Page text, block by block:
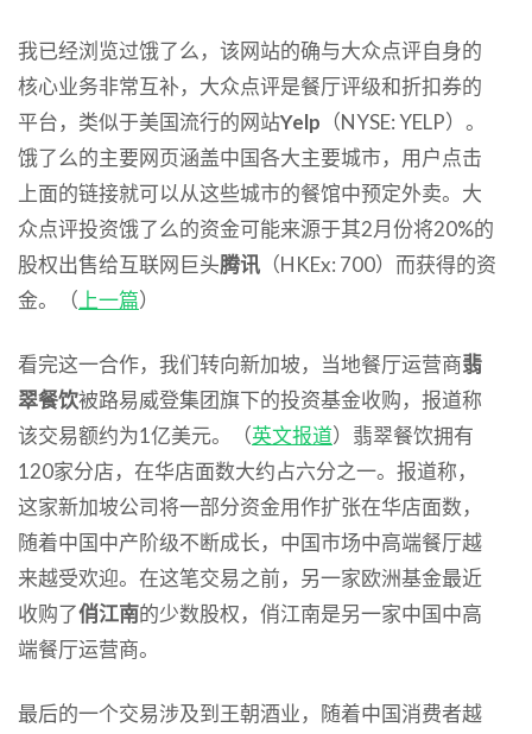
我已经浏览过饿了么，该网站的确与大众点评自身的
核心业务非常互补，大众点评是餐厅评级和折扣券的
平台，类似于美国流行的网站Yelp （NYSE: YELP）。
饿了么的主要网页涵盖中国各大主要城市，用户点击
上面的链接就可以从这些城市的餐馆中预定外卖。大
众点评投资饿了么的资金可能来源于其2月份将20%的
股权出售给互联网巨头腾讯 （HKEx: 700）而获得的资
金。（ 上一篇）
看完这一合作，我们转向新加坡，当地餐厅运营商翡
翠餐饮被路易威登集团旗下的投资基金收购，报道称
该交易额约为1亿美元。（英文报道）翡翠餐饮拥有
120家分店，在华店面数大约占六分之一。报道称，
这家新加坡公司将一部分资金用作扩张在华店面数，
随着中国中产阶级不断成长，中国市场中高端餐厅越
来越受欢迎。在这笔交易之前，另一家欧洲基金最近
收购了俏江南的少数股权，俏江南是另一家中国中高
端餐厅运营商。
最后的一个交易涉及到王朝酒业，随着中国消费者越